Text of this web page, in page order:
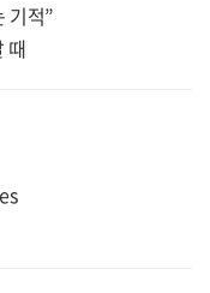
기적”
때